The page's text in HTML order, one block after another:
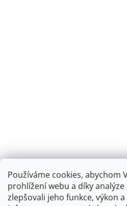
Používáme cookies, abychom
prohlížení webu a díky
zlepšovali jeho funkce, výkon